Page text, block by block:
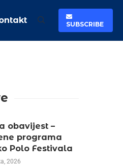
SUBSCRIBE
obavijest –
programa
Polo Festivala
2026